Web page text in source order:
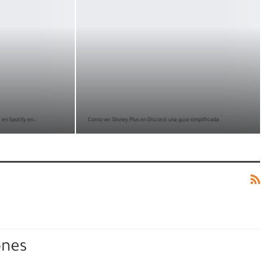
en Spotify en… Cómo ver Disney Plus en Discord: una guía simplificada